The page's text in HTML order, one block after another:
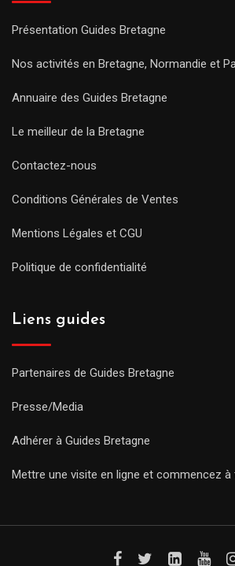
Présentation Guides Bretagne
Nos activités en Bretagne, Normandie et
Annuaire des Guides Bretagne
Le meilleur de la Bretagne
Contactez-nous
Conditions Générales de Ventes
Mentions Légales et CGU
Politique de confidentialité
Liens guides
Partenaires de Guides Bretagne
Presse/Media
Adhérer à Guides Bretagne
Mettre une visite en ligne et commencez à